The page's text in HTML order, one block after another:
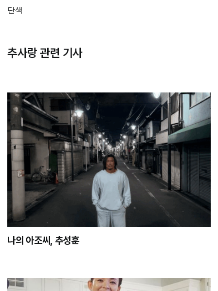
단색
추사랑 관련 기사
나의 아조씨, 추성훈